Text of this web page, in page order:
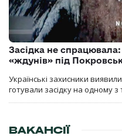
Засідка не
«ждунів» під
Українські захисники
готували засідку на одному
ВАКАНСІЇ